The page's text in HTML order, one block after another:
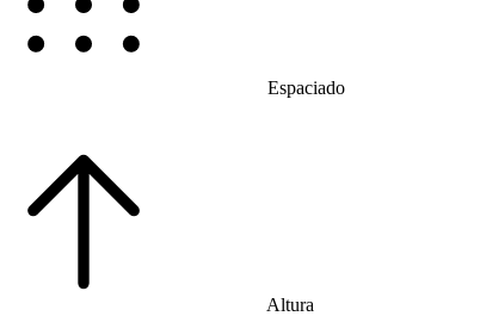
Espaciado
Altura